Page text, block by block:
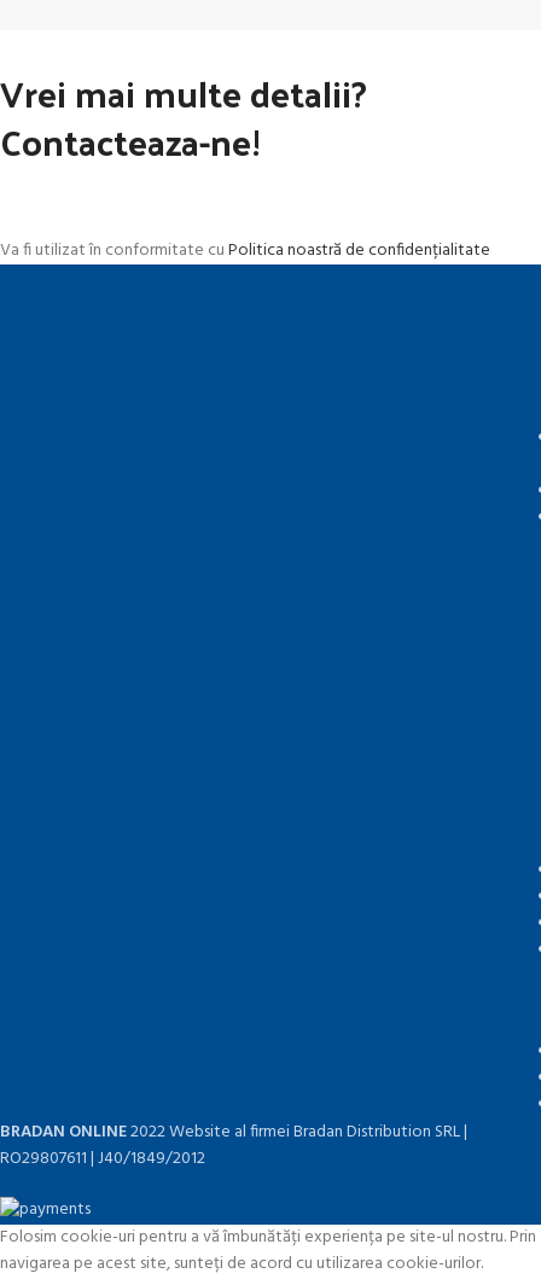
Vrei mai multe detalii?
Contacteaza-ne!
Va fi utilizat în conformitate cuPolitica noastră de confidențialitate
BRADAN ONLINE2022 Website al firmei Bradan Distribution SRL |
RO29807611 | J40/1849/2012
Folosim cookie-uri pentru a vă îmbunătăți experiența pe site-ul nostru. Prin
navigarea pe acest site, sunteți de acord cu utilizarea cookie-urilor.